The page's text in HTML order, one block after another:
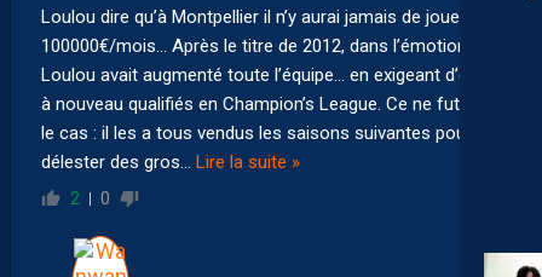
Loulou dire qu’à Montpellier il n’y aurai jamais de joueur à
100000€/mois… Après le titre de 2012, dans l’émotion,
Loulou avait augmenté toute l’équipe… en exigeant d’être
à nouveau qualifiés en Champion’s League. Ce ne fut pas
le cas : il les a tous vendus les saisons suivantes pour se
délester des gros
Lire la suite »
2 0